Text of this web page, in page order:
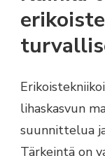
lihaskasvun
suunnittelua
Tärkeintä on